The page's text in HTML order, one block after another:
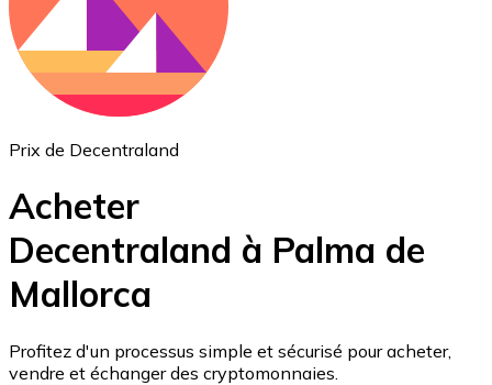
USD Coin
USDC
Prix de Decentraland
Acheter
Decentraland à Palma de
Mallorca
Profitez d'un processus simple et sécurisé pour acheter,
vendre et échanger des cryptomonnaies.